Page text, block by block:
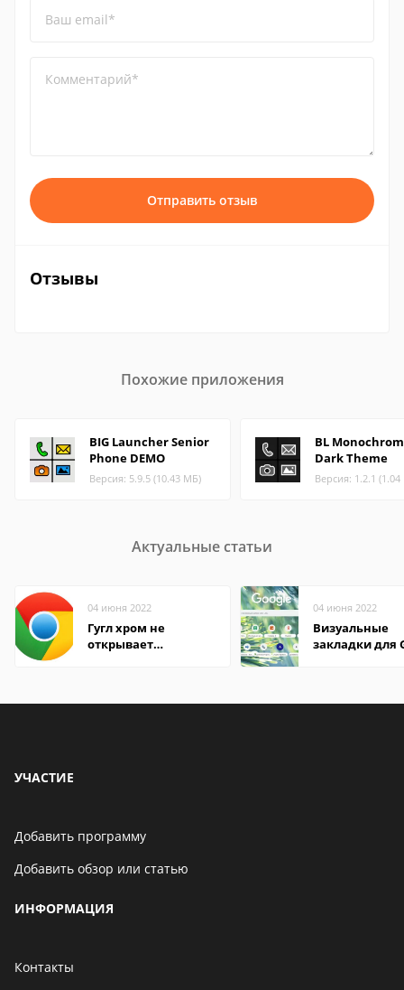
Ваш email*
Комментарий*
Отправить отзыв
Отзывы
Похожие приложения
BIG Launcher Senior
Phone DEMO
Версия: 5.9.5 (10.43 МБ)
BL
Dark Theme
Версия: 1.2.1
Актуальные статьи
04 июня 2022
Гугл хром не
открывает
04 июня 2022
Визуальные
закладки для
УЧАСТИЕ
Добавить программу
Добавить обзор или статью
ИНФОРМАЦИЯ
Контакты